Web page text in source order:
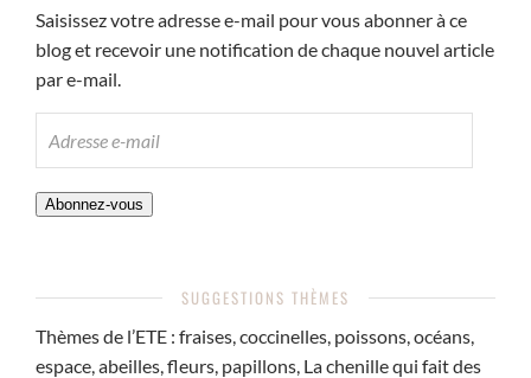
Saisissez votre adresse e-mail pour vous abonner à ce
blog et recevoir une notification de chaque nouvel article
par e-mail.
MAIL
Abonnez-vous
SUGGESTIONS THÈMES
Thèmes de l’ETE : fraises, coccinelles, poissons, océans,
espace, abeilles, fleurs, papillons, La chenille qui fait des